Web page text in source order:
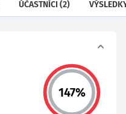
ÚČASTNÍCI (2)
147%